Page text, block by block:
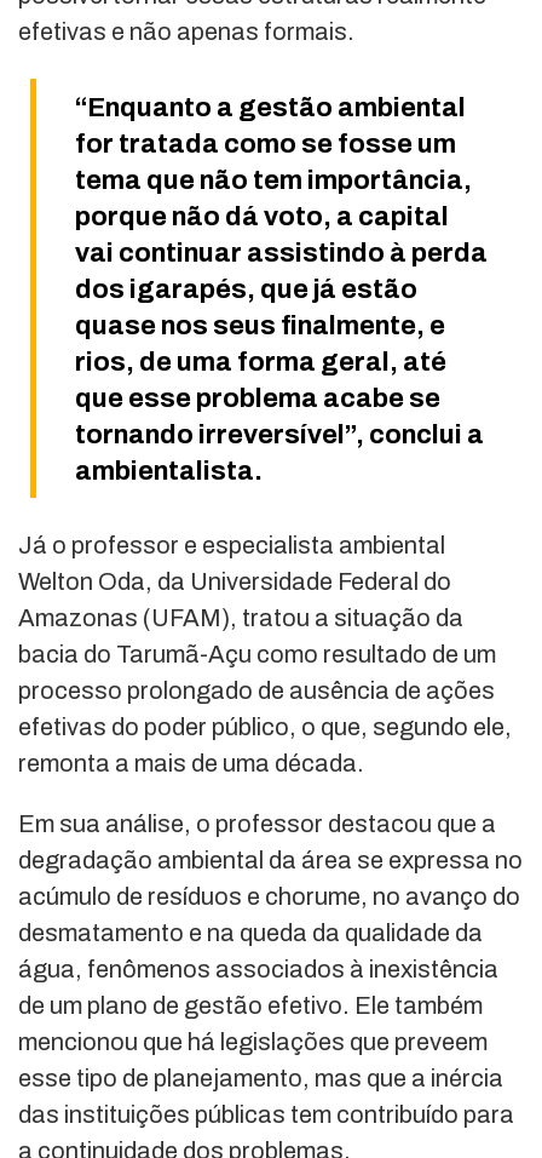
efetivas e não apenas formais.
“Enquanto a gestão ambiental
for tratada como se fosse um
tema que não tem importância,
porque não dá voto, a capital
vai continuar assistindo à perda
dos igarapés, que já estão
quase nos seus finalmente, e
rios, de uma forma geral, até
que esse problema acabe se
tornando irreversível”, conclui a
ambientalista.
Já o professor e especialista ambiental
Welton Oda, da Universidade Federal do
Amazonas (UFAM), tratou a situação da
bacia do Tarumã-Açu como resultado de um
processo prolongado de ausência de ações
efetivas do poder público, o que, segundo ele,
remonta a mais de uma década.
Em sua análise, o professor destacou que a
degradação ambiental da área se expressa no
acúmulo de resíduos e chorume, no avanço do
desmatamento e na queda da qualidade da
água, fenômenos associados à inexistência
de um plano de gestão efetivo. Ele também
mencionou que há legislações que preveem
esse tipo de planejamento, mas que a inércia
das instituições públicas tem contribuído para
a continuidade dos problemas.